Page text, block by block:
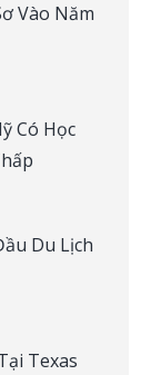
Vào Năm
Có Học
Du Lịch
Texas